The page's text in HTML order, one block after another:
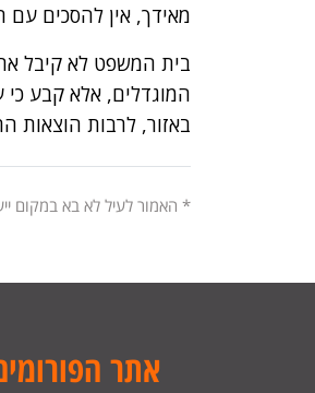
מאידך, אין להסכים
בית המשפט לא קיבל את
המוגדלים, אלא קבע
באזור, לרבות הוצאות
* האמור לעיל לא בא במקום
אתר